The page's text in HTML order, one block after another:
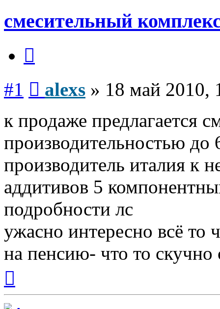
смесительный
#1 alexs » 18 май 2010,
к продаже предлагается
производительностью до
производитель италия к
аддитивов 5
подробности лс
ужасно интересно всё то
на пенсию- что то скучно
началу